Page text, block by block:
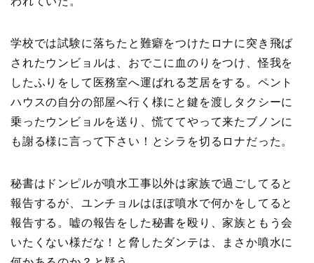
学校では試験に落ちたと難癖をつけたロナに突き飛ば
されたウンビョルは、おでこに血のりをつけ、怪我を
したふりをして医務室へ運ばれる芝居をする。ペント
ハウスの自分の部屋へ行く様にと鍵を渡しタクシーに
乗ったウンビョルを送り、慌ててやって来たブノンに
も謝る様に言って下さい！とシラを切るロナだった。
秘書はドンピルが噴水工事以外は家族で過ごしてると
報告するが、ユンチョルはほぼ噴水で何かをしてると
報告する。嘘の報告をした秘書を殴り、家族ともう会
いたくない様だな！と脅したダンテは、まさか噴水に